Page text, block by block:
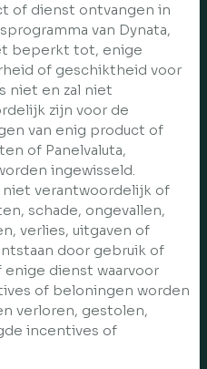
of dienst ontvangen in
van Dynata,
beperkt tot, enige
of geschiktheid voor
niet en zal niet
zijn voor de
van enig product of
of Panelvaluta,
ingewisseld.
niet verantwoordelijk of
schade, ongevallen,
verlies, uitgaven of
door gebruik of
dienst waarvoor
of beloningen worden
verloren, gestolen,
incentives of